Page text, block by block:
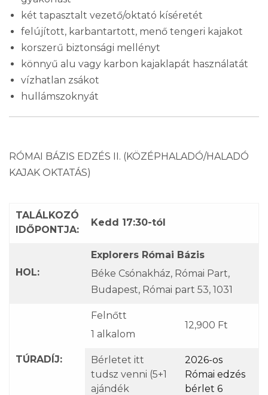
két tapasztalt vezető/oktató kíséretét
felújított, karbantartott, menő tengeri kajakot
korszerű biztonsági mellényt
könnyű alu vagy karbon kajaklapát használatát
vízhatlan zsákot
hullámszoknyát
RÓMAI BÁZIS EDZÉS II. (KÖZÉPHALADÓ/HALADÓ
KAJAK OKTATÁS)
TALÁLKOZÓ
IDŐPONTJA:
Kedd 17:30-tól
HOL:
Explorers Római Bázis
Béke Csónakház, Római Part,
Budapest, Római part 53, 1031
TÚRADÍJ:
Felnőtt
1 alkalom
12,900 Ft
Bérletet itt
tudsz venni (5+1
ajándék
2026-os
Római edzés
bérlet 6